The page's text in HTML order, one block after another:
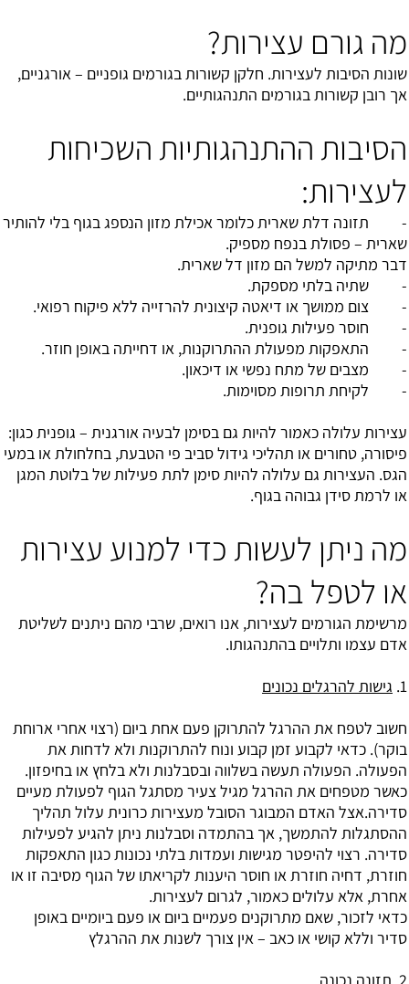
מה גורם עצירות?
שונות הסיבות לעצירות. חלקן קשורות בגורמים גופניים – אורגניים,
אך רובן קשורות בגורמים התנהגותיים.
הסיבות ההתנהגותיות השכיחות
לעצירות:
- תזונה דלת שארית כלומר אכילת מזון הנספג בגוף בלי להותיר
שארית – פסולת בנפח מספיק.
דבר מתיקה למשל הם מזון דל שארית.
- שתיה בלתי מספקת.
- צום ממושך או דיאטה קיצונית להרזייה ללא פיקוח רפואי.
- חוסר פעילות גופנית.
- התאפקות מפעולת ההתרוקנות, או דחייתה באופן חוזר.
- מצבים של מתח נפשי או דיכאון.
- לקיחת תרופות מסוימות.
עצירות עלולה כאמור להיות גם בסימן לבעיה אורגנית – גופנית כגון:
פיסורה, טחורים או תהליכי גידול סביב פי הטבעת, בחלחולת או במעי
הגס. העצירות גם עלולה להיות סימן לתת פעילות של בלוטת המגן
או לרמת סידן גבוהה בגוף.
מה ניתן לעשות כדי למנוע עצירות
או לטפל בה?
מרשימת הגורמים לעצירות, אנו רואים, שרבי מהם ניתנים לשליטת
אדם עצמו ותלויים בהתנהגותו.
1. גישות להרגלים נכונים
חשוב לטפח את ההרגל להתרוקן פעם אחת ביום (רצוי אחרי ארוחת
בוקר). כדאי לקבוע זמן קבוע ונוח להתרוקנות ולא לדחות את
הפעולה. הפעולה תעשה בשלווה ובסבלנות ולא בלחץ או בחיפזון.
כאשר מטפחים את ההרגל מגיל צעיר מסתגל הגוף לפעולת מעיים
סדירה.אצל האדם המבוגר הסובל מעצירות כרונית עלול תהליך
ההסתגלות להתמשך, אך בהתמדה וסבלנות ניתן להגיע לפעילות
סדירה. רצוי להיפטר מגישות ועמדות בלתי נכונות כגון התאפקות
חוזרת, דחיה חוזרת או חוסר היענות לקריאתו של הגוף מסיבה זו או
אחרת, אלא עלולים כאמור, לגרום לעצירות.
כדאי לזכור, שאם מתרוקנים פעמיים ביום או פעם ביומיים באופן
סדיר וללא קושי או כאב – אין צורך לשנות את ההרגלץ
2. תזונה נכונה